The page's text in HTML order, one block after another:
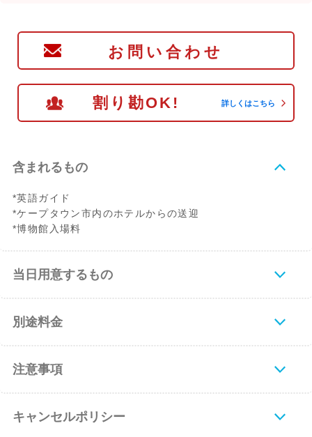
お問い合わせ
割り勘OK! 詳しくはこちら
含まれるもの
*英語ガイド
*ケープタウン市内のホテルからの送迎
*博物館入場料
当日用意するもの
別途料金
注意事項
キャンセルポリシー